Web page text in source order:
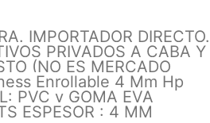
IMPORTADOR DIRECTO.
PRIVADOS A CABA Y
(NO ES MERCADO
Enrollable 4 Mm Hp
PVC y GOMA EVA
ESPESOR : 4 MM